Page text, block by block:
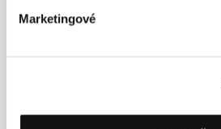
Marketingové
Vision Film Festival v Tokiu),
(Zvláštní ocenění poroty na
Kontakty